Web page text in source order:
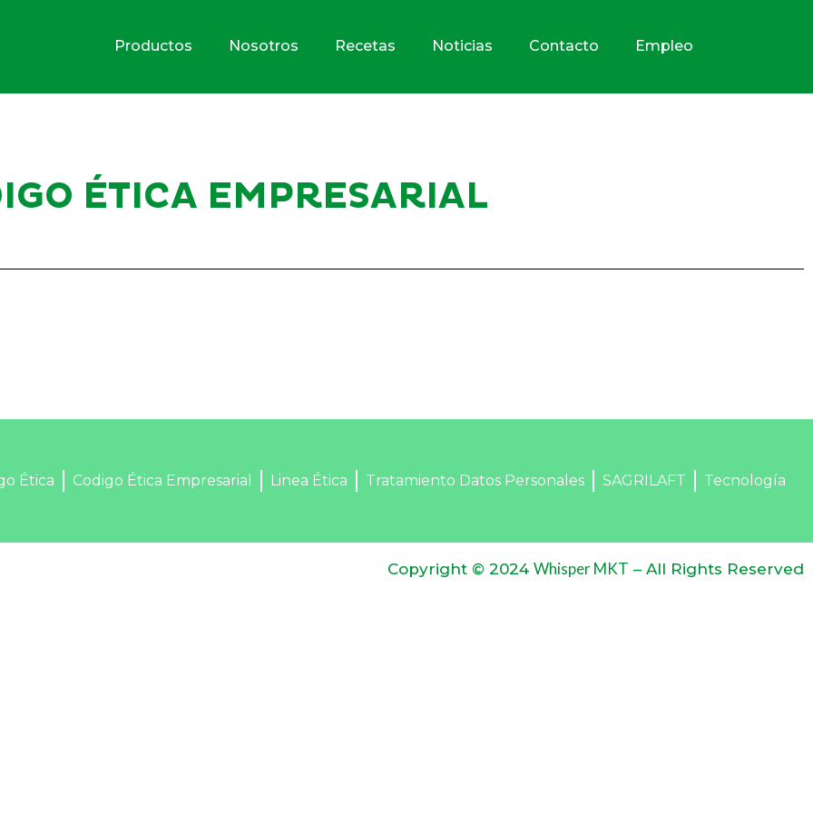
Productos Nosotros Recetas Noticias Contacto Empleo
ÉTICA EMPRESARIAL
Ética Codigo Ética Empresarial Linea Ética Tratamiento Datos Personales SAGRILAFT Tecnología
Copyright © 2024 Whisper MKT – All Rights Reserved